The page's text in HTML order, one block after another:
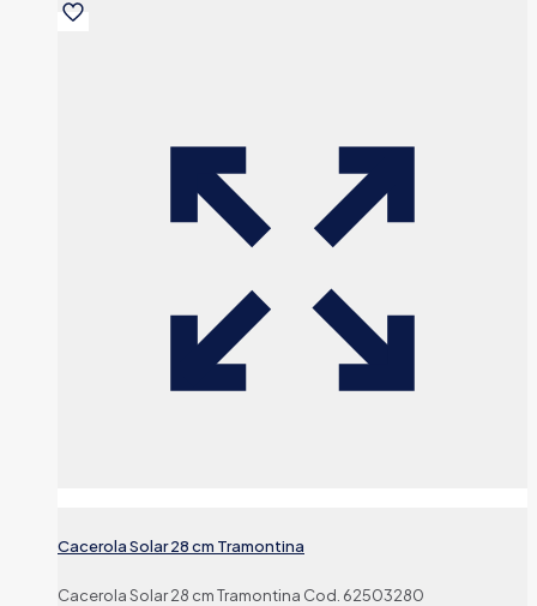
Cacerola Solar 28 cm Tramontina
Cacerola Solar 28 cm Tramontina Cod. 62503280